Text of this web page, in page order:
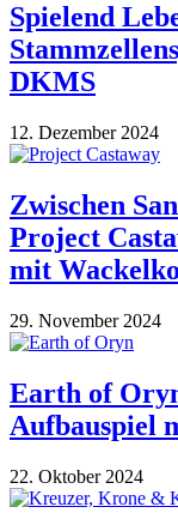
Spielend
DKMS
12. Dezember 2024
Zwischen
Project
mit
29. November 2024
Earth of
Aufbauspiel
22. Oktober 2024